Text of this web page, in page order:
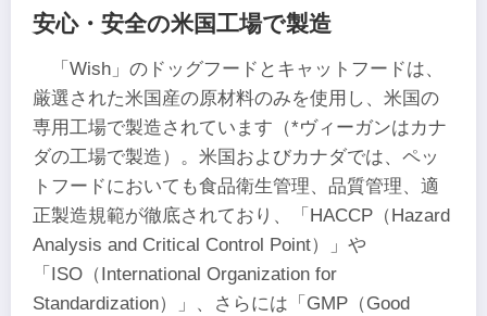
安心・安全の米国工場で製造
「Wish」のドッグフードとキャットフードは、
厳選された米国産の原材料のみを使用し、米国の
専用工場で製造されています（*ヴィーガンはカナ
ダの工場で製造）。米国およびカナダでは、ペッ
トフードにおいても食品衛生管理、品質管理、適
正製造規範が徹底されており、「HACCP（Hazard
Analysis and Critical Control Point）」や
「ISO（International Organization for
Standardization）」、さらには「GMP（Good